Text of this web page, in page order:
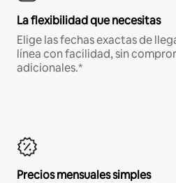
La flexibilidad que necesitas
Elige las fechas exactas de
línea con facilidad, sin
adicionales.*
Precios mensuales simples